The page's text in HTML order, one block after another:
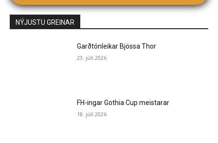
NÝJUSTU GREINAR
Garðtónleikar Bjössa Thor
23. júlí 2026
FH-ingar Gothia Cup meistarar
18. júlí 2026